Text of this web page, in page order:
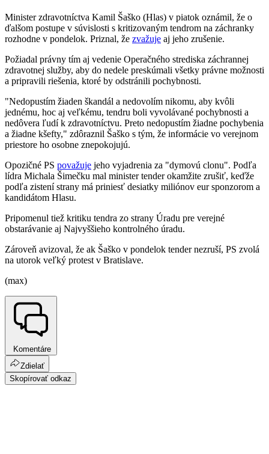
Minister zdravotníctva Kamil Šaško (Hlas) v piatok oznámil, že o
ďalšom postupe v súvislosti s kritizovaným tendrom na záchranky
rozhodne v pondelok. Priznal, že zvažuje aj jeho zrušenie.
Požiadal právny tím aj vedenie Operačného strediska záchrannej
zdravotnej služby, aby do nedele preskúmali všetky právne možnosti
a pripravili riešenia, ktoré by odstránili pochybnosti.
"Nedopustím žiaden škandál a nedovolím nikomu, aby kvôli
jednému, hoc aj veľkému, tendru boli vyvolávané pochybnosti a
nedôvera ľudí k zdravotníctvu. Preto nedopustím žiadne pochybenia
a žiadne kšefty," zdôraznil Šaško s tým, že informácie vo verejnom
priestore ho osobne znepokojujú.
Opozičné PS považuje jeho vyjadrenia za "dymovú clonu". Podľa
lídra Michala Šimečku mal minister tender okamžite zrušiť, keďže
podľa zistení strany má priniesť desiatky miliónov eur sponzorom a
kandidátom Hlasu.
Pripomenul tiež kritiku tendra zo strany Úradu pre verejné
obstarávanie aj Najvyššieho kontrolného úradu.
Zároveň avizoval, že ak Šaško v pondelok tender nezruší, PS zvolá
na utorok veľký protest v Bratislave.
(max)
Komentáre
Zdielať
Skopírovať odkaz